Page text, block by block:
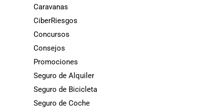
Caravanas
CiberRiesgos
Concursos
Consejos
Promociones
Seguro de Alquiler
Seguro de Bicicleta
Seguro de Coche